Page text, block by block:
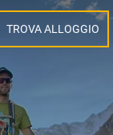
TROVA ALLOGGIO